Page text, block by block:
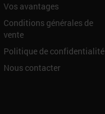
Vos avantages
Conditions générales de
vente
Politique de confidentialité
Nous contacter